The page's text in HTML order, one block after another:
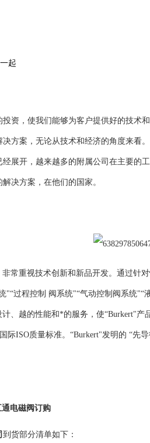
起
资，使我们能够为客户提供好的技术
方案，无论从技术和经济的角度来看。
展开，越来越多的附属公司在主要的
决方案，在他们的国家。
常重视技术创新和新品开发。通过针
"“过程控制 阀系统"“气动控制阀系统
、越的性能和*的服务，使“Burkert"
际ISO质量标准。“Burkert"发明的 “
电磁阀订购
到货部分清单如下：